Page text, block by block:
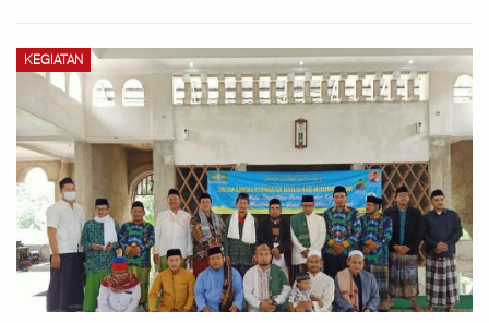
KEGIATAN